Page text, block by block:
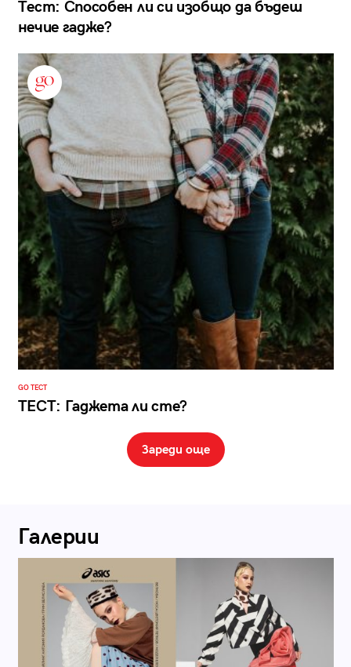
Тест: Способен ли си изобщо да бъдеш
нечие гадже?
GO ТЕСТ
ТЕСТ: Гаджета ли сте?
Зареди още
Галерии